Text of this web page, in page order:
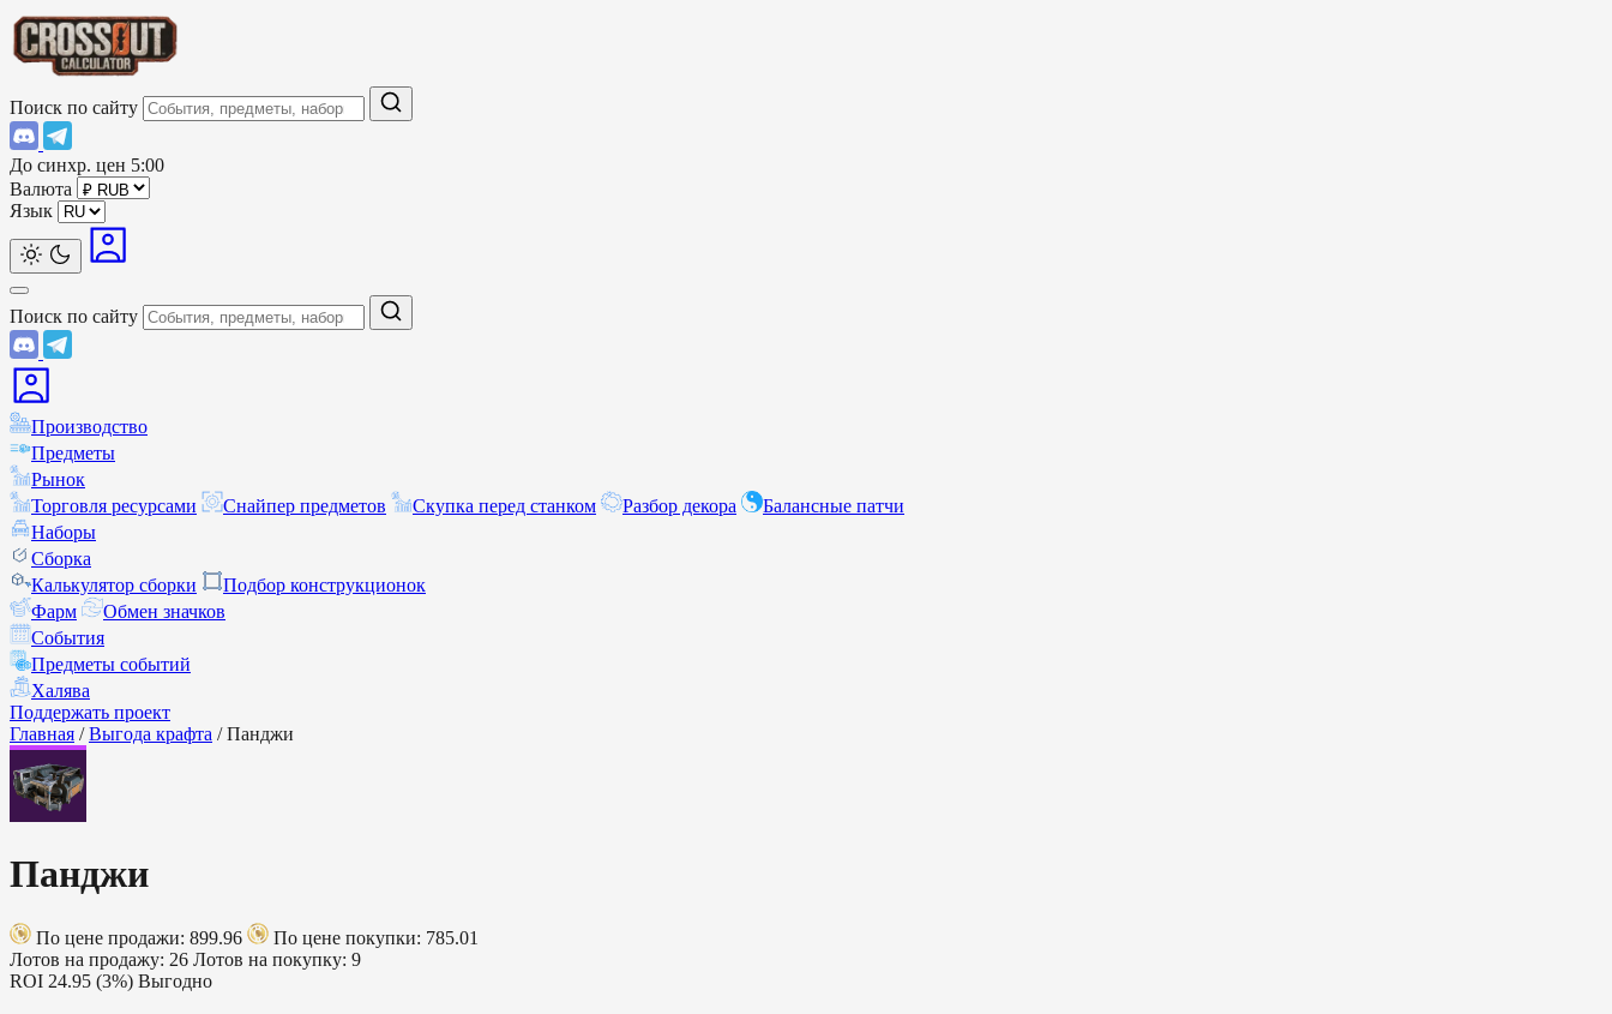
Поиск по сайту
До синхр. цен 5:00
Валюта
Язык
Поиск по сайту
Производство
Предметы
Рынок
Торговля ресурсами
Снайпер предметов Скупка перед станком Разбор декора
Балансные патчи
Наборы
Сборка
Калькулятор сборки
Подбор конструкционок
Фарм
Обмен значков
События
Предметы событий
Халява
Поддержать проект
Главная / Выгода крафта / Панджи
Панджи
По цене продажи: 899.96
По цене покупки: 785.01
Лотов на продажу: 26 Лотов на покупку: 9
ROI 24.95 (3%) Выгодно